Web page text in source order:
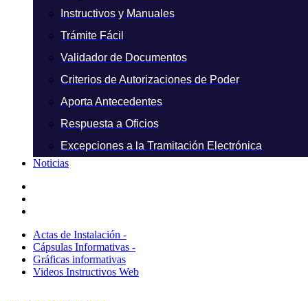
Instructivos y Manuales
Trámite Fácil
Validador de Documentos
Criterios de Autorizaciones de Poder
Aporta Antecedentes
Respuesta a Oficios
Excepciones a la Tramitación Electrónica
Noticias
Actas de Instalación -
Cápsulas Informativas -
Gráficas informativas
Videos Instructivos Web